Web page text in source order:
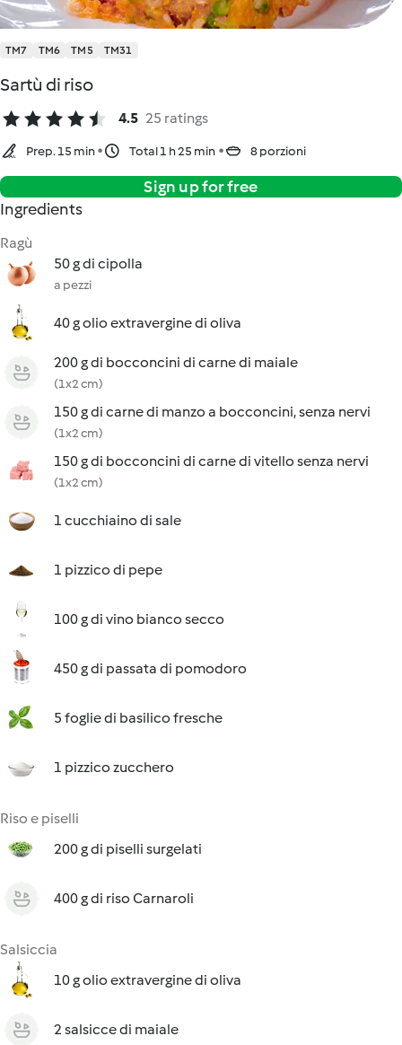
TM7 TM6 TM5 TM31
Sartù di riso
4.5 25 ratings
Prep. 15 min Total 1 h 25 min 8 porzioni
Sign up for free
Ingredients
Ragù
50 g di cipolla
a pezzi
40 g olio extravergine di oliva
200 g di bocconcini di carne di maiale
(1x2 cm)
150 g di carne di manzo a bocconcini, senza nervi
(1x2 cm)
150 g di bocconcini di carne di vitello senza nervi
(1x2 cm)
1 cucchiaino di sale
1 pizzico di pepe
100 g di vino bianco secco
450 g di passata di pomodoro
5 foglie di basilico fresche
1 pizzico zucchero
Riso e piselli
200 g di piselli surgelati
400 g di riso Carnaroli
Salsiccia
10 g olio extravergine di oliva
2 salsicce di maiale